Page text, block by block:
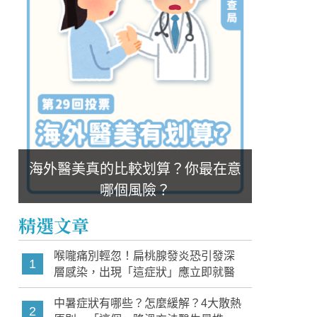
海外醫美真的比較划算？你最在意
哪個風險？
精選文章
1
喉嚨痛別輕忽！扁桃腺發炎恐引發深
層感染，出現「這症狀」應立即就醫
2
中暑症狀有哪些？怎麼緩解？4大散熱